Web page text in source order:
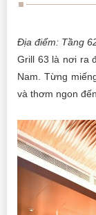
Địa điểm: Tầng
Grill 63 là nơi ra
Nam. Từng
và thơm ngon